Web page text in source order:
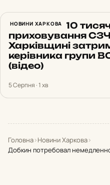
НОВИНИ ХАРКОВА
Вимагав $10
приховування
Харківщині
керівника групи
(відео)
5 Серпня · 1 хв
Головна›Новини Харкова›
Добкин потребовал